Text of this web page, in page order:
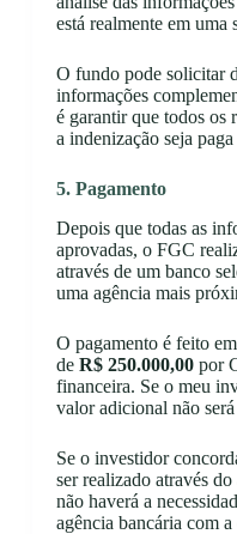
está realmente em uma
O fundo pode solicitar
informações
é garantir que todos os
a indenização seja
5. Pagamento
Depois que todas as
aprovadas, o FGC
através de um banco
uma agência mais
O pagamento é feito
de R$ 250.000,00por
financeira. Se o meu
valor adicional não
Se o investidor
ser realizado através
não haverá a
agência bancária com